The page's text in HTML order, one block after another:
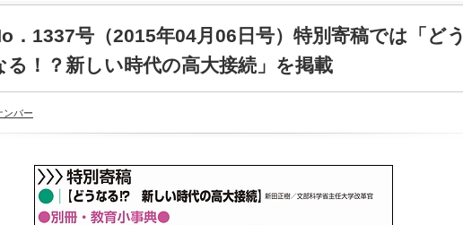
．1337号（2015年04月06日号）特別寄稿では「どう
る！？新しい時代の高大接続」を掲載
ンバー